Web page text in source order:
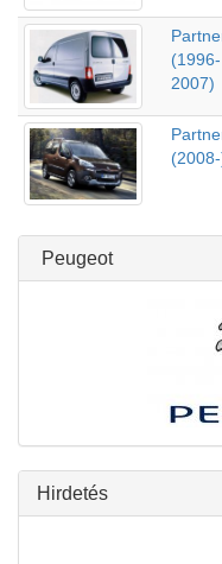
(1996-
2007)
Peugeot
Hirdetés